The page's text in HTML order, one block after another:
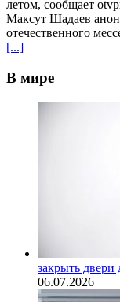
летом, сообщает
Максут Шадаев
отечественного
[...]
В мире
закрыть двери
06.07.2026